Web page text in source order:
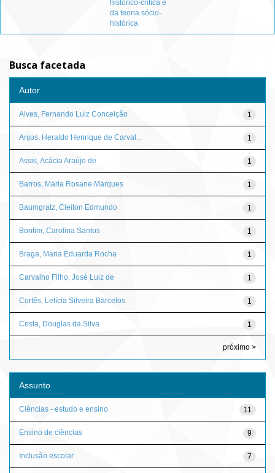
histórico-crítica e
da teoria sócio-
histórica
Busca facetada
Autor
1
Alves, Fernando Luiz Conceição
1
Anjos, Heraldo Henrique de Carval...
1
Assis, Acácia Araújo de
1
Barros, Maria Rosane Marques
1
Baumgratz, Cleiton Edmundo
1
Bonfim, Carolina Santos
1
Braga, Maria Eduarda Rocha
1
Carvalho Filho, José Luiz de
1
Cortês, Letícia Silveira Barcelos
1
Costa, Douglas da Silva
próximo >
Assunto
11
Ciências - estudo e ensino
9
Ensino de ciências
7
Inclusão escolar